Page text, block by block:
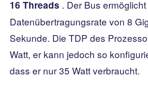
16 Threads . Der Bus
Datenübertragungsrate von 8
Sekunde. Die TDP des
Watt, er kann jedoch so
dass er nur 35 Watt verbraucht.